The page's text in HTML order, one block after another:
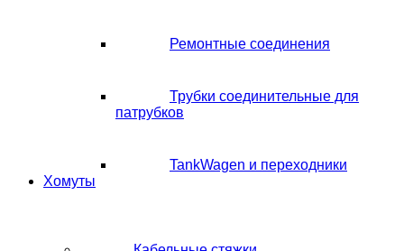
Ремонтные соединения
Трубки соединительные для
патрубков
TankWagen и переходники
Хомуты